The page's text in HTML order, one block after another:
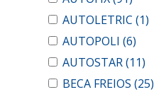
AUTOLETRIC (1)
AUTOPOLI (6)
AUTOSTAR(11)
BECA FREIOS (25)